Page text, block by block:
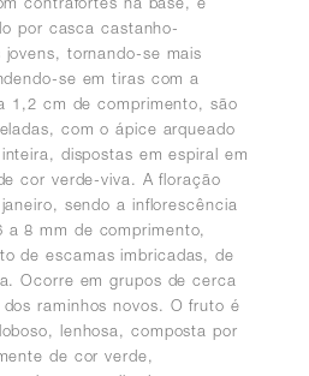
por casca castanho-
tornando-se mais
se em tiras com a
1,2 cm de comprimento, são
com o ápice arqueado
dispostas em espiral em
cor verde-viva. A floração
sendo a inflorescência
8 mm de comprimento,
de escamas imbricadas, de
Ocorre em grupos de cerca
raminhos novos. O fruto é
lenhosa, composta por
de cor verde,